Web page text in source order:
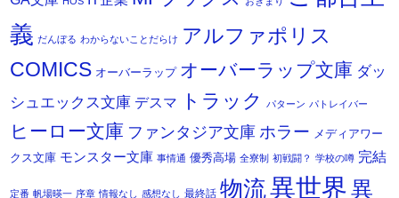
義 だんぼる わからないことだらけ アルファポリス
COMICS オーバーラップ オーバーラップ文庫 ダッ
シュエックス文庫 デスマ トラック パターン パトレイバー
ヒーロー文庫 ファンタジア文庫 ホラー メディアワー
クス文庫 モンスター文庫 事情通 優秀高場 全寮制 初戦闘？ 学校の噂 完結
定番 帆場暎一 序章 情報なし 感想なし 最終話 物流異世界異